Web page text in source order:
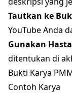
Tautkan ke
YouTube Anda
Gunakan
ditentukan di
Bukti Karya
Contoh Karya